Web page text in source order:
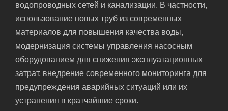
водопроводных сетей и канализации. В частности,
использование новых труб из современных
материалов для повышения качества воды,
модернизация системы управления насосным
оборудованием для снижения эксплуатационных
затрат, внедрение современного мониторинга для
предупреждения аварийных ситуаций или их
устранения в кратчайшие сроки.